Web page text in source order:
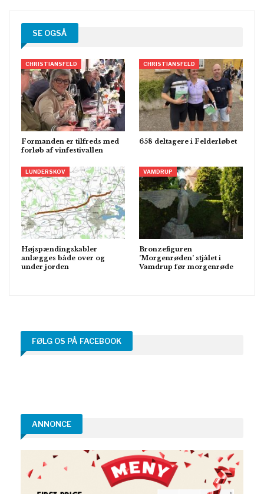
SE OGSÅ
CHRISTIANSFELD
Formanden er tilfreds med
forløb af vinfestivallen
CHRISTIANSFELD
658 deltagere i Felderløbet
LUNDERSKOV
Højspændingskabler
anlægges både over og
under jorden
VAMDRUP
Bronzefiguren
’Morgenrøden’ stjålet i
Vamdrup før morgenrøde
FØLG OS PÅ FACEBOOK
ANNONCE